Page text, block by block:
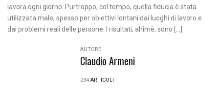
lavora ogni giorno. Purtroppo, col tempo, quella fiducia è stata
utilizzata male, spesso per obiettivi lontani dai luoghi di lavoro e
dai problemi reali delle persone. I risultati, ahimè, sono […]
AUTORE
Claudio Armeni
234 ARTICOLI